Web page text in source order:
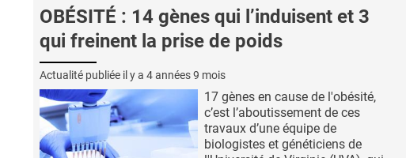
OBÉSITÉ : 14 gènes qui l’induisent et 3
qui freinent la prise de poids
Actualité publiée il y a 4 années 9 mois
17 gènes en cause de l'obésité,
c’est l’aboutissement de ces
travaux d’une équipe de
biologistes et généticiens de